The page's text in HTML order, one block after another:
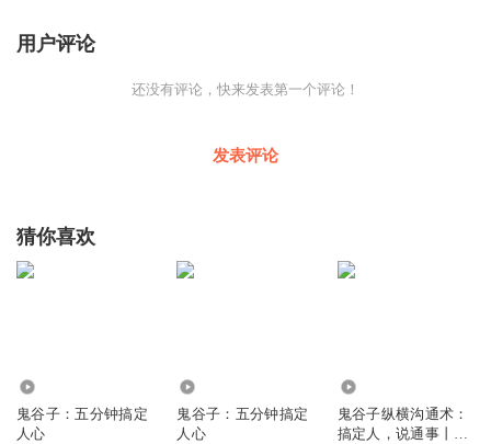
用户评论
还没有评论，快来发表第一个评论！
发表评论
猜你喜欢
鬼谷子：五分钟搞定
人心
鬼谷子：五分钟搞定
人心
鬼谷子纵横沟通术：
搞定人，说通事丨鬼